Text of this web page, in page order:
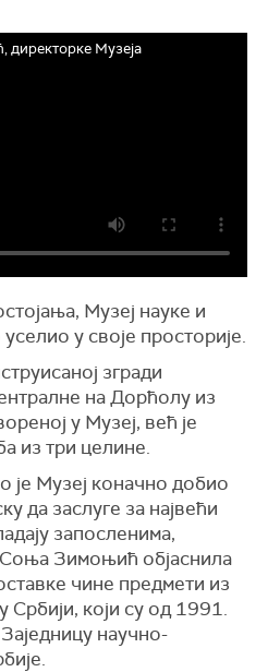
Музеја
Музеј науке и
у своје просторије.
згради
на Дорћолу из
у Музеј, већ је
из три целине.
је Музеј коначно добио
да заслуге за највећи
запосленима,
Зимоњић објаснила
чине предмети из
Србији, који су од 1991.
научно-